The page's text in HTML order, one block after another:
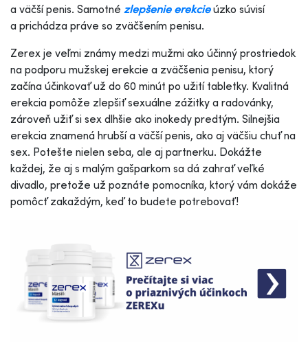
a väčší penis. Samotné zlepšenie erekcieúzko súvisí
a prichádza práve so zväčšením penisu.
Zerex je veľmi známy medzi mužmi ako účinný prostriedok
na podporu mužskej erekcie a zväčšenia penisu, ktorý
začína účinkovať už do 60 minút po užití tabletky. Kvalitná
erekcia pomôže zlepšiť sexuálne zážitky a radovánky,
zároveň užiť si sex dlhšie ako inokedy predtým. Silnejšia
erekcia znamená hrubší a väčší penis, ako aj väčšiu chuť na
sex. Potešte nielen seba, ale aj partnerku. Dokážte
každej, že aj s malým gašparkom sa dá zahrať veľké
divadlo, pretože už poznáte pomocníka, ktorý vám dokáže
pomôcť zakaždým, keď to budete potrebovať!